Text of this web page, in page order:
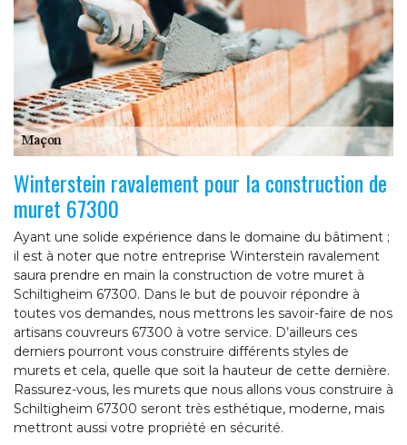
Winterstein ravalement pour la construction de
muret 67300
Ayant une solide expérience dans le domaine du bâtiment ;
il est à noter que notre entreprise Winterstein ravalement
saura prendre en main la construction de votre muret à
Schiltigheim 67300. Dans le but de pouvoir répondre à
toutes vos demandes, nous mettrons les savoir-faire de nos
artisans couvreurs 67300 à votre service. D’ailleurs ces
derniers pourront vous construire différents styles de
murets et cela, quelle que soit la hauteur de cette dernière.
Rassurez-vous, les murets que nous allons vous construire à
Schiltigheim 67300 seront très esthétique, moderne, mais
mettront aussi votre propriété en sécurité.